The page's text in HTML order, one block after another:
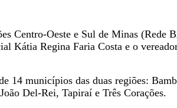
Centro-Oeste e Sul de Minas (Rede
Kátia Regina Faria Costa e o
14 municípios das duas regiões:
Del-Rei, Tapiraí e Três Corações.